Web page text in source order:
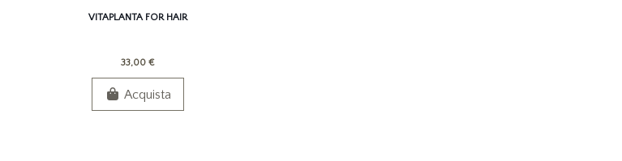
VITAPLANTA FOR HAIR
33,00 €
Acquista